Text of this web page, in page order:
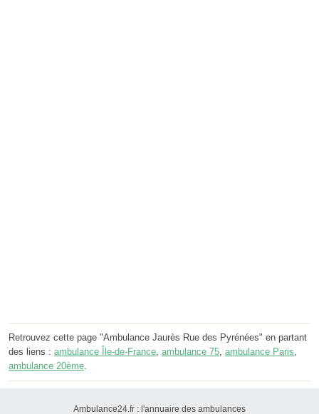
Retrouvez cette page "Ambulance Jaurès Rue des Pyrénées" en partant
des liens : ambulance Île-de-France ambulance 75 ambulance Paris
ambulance 20ème
Ambulance24.fr : l'annuaire des ambulances